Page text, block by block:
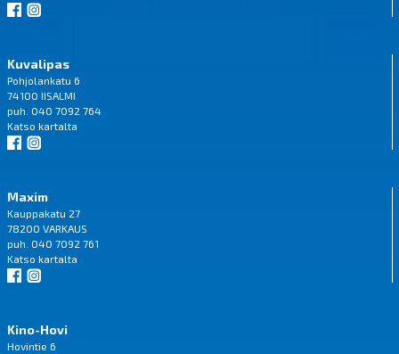
Kuvalipas
Pohjolankatu 6
74100 IISALMI
puh. 040 7092 764
Katso kartalta
Maxim
Kauppakatu 27
78200 VARKAUS
puh. 040 7092 761
Katso kartalta
Kino-Hovi
Hovintie 6